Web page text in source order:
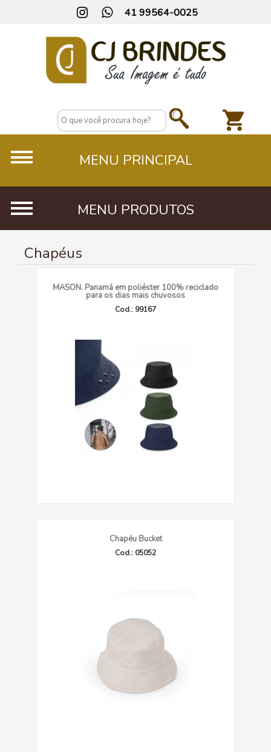
41 99564-0025
Chapéus
MASON. Panamá em poliéster 100% reciclado
para os dias mais chuvosos
Cod.: 99167
Chapéu Bucket
Cod.: 05052